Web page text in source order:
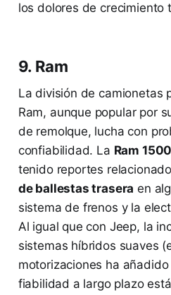
los dolores de crecimiento
9. Ram
La división de camionetas
Ram, aunque popular por
de remolque, lucha con
confiabilidad. La Ram 1500
tenido reportes
de ballestas trasera en
sistema de frenos y la
Al igual que con Jeep, la
sistemas híbridos suaves
motorizaciones ha
fiabilidad a largo plazo